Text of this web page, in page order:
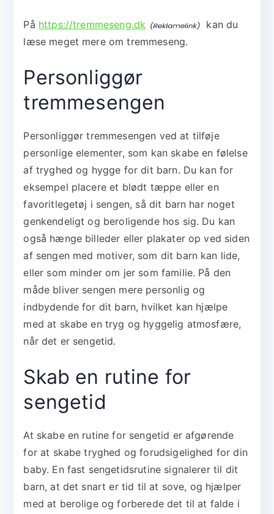
På https://tremmeseng.dk
kan du
læse meget mere om tremmeseng.
Personliggør
tremmesengen
Personliggør tremmesengen ved at tilføje
personlige elementer, som kan skabe en følelse
af tryghed og hygge for dit barn. Du kan for
eksempel placere et blødt tæppe eller en
favoritlegetøj i sengen, så dit barn har noget
genkendeligt og beroligende hos sig. Du kan
også hænge billeder eller plakater op ved siden
af sengen med motiver, som dit barn kan lide,
eller som minder om jer som familie. På den
måde bliver sengen mere personlig og
indbydende for dit barn, hvilket kan hjælpe
med at skabe en tryg og hyggelig atmosfære,
når det er sengetid.
Skab en rutine for
sengetid
At skabe en rutine for sengetid er afgørende
for at skabe tryghed og forudsigelighed for din
baby. En fast sengetidsrutine signalerer til dit
barn, at det snart er tid til at sove, og hjælper
med at berolige og forberede det til at falde i